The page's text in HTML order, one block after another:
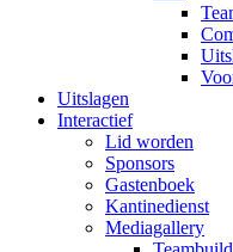
Uitslagen
Interactief
Lid worden
Sponsors
Gastenboek
Kantinedienst
Mediagallery